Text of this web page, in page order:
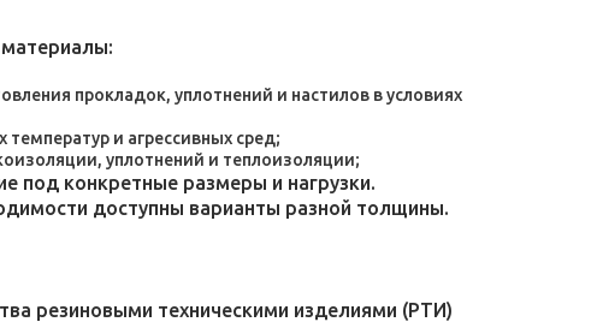
прокладок, уплотнений и настилов в условиях
и агрессивных сред;
уплотнений и теплоизоляции;
под конкретные размеры и нагрузки.
доступны варианты разной толщины.
резиновыми техническими изделиями (РТИ)